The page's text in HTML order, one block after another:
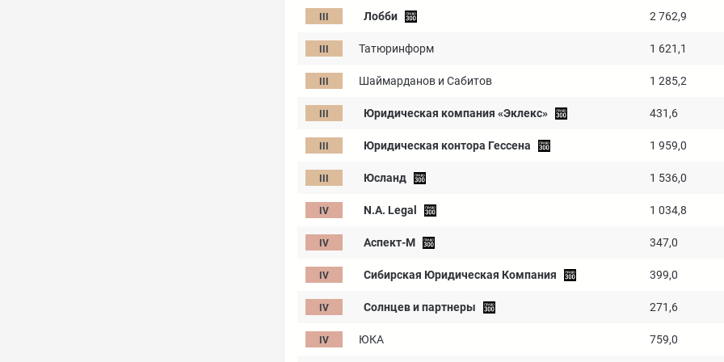
Лобби 2 762,9
Татюринформ 1 621,1
Шаймарданов и Сабитов 1 285,2
Юридическая компания «Эклекс» 431,6
Юридическая контора Гессена 1 959,0
Юсланд 1 536,0
N.A. Legal 1 034,8
Аспект-М 347,0
Сибирская Юридическая Компания 399,0
Солнцев и партнеры 271,6
ЮКА 759,0